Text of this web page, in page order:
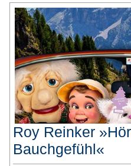
Roy Reinker
Bauchgefühl«